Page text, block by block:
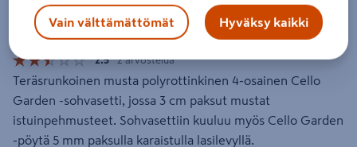
Tuotenumero:502311910 EAN-koodi 6438313644491
2.5 2 arvostelua
Teräsrunkoinen musta polyrottinkinen 4-osainen Cello
Garden -sohvasetti, jossa 3 cm paksut mustat
istuinpehmusteet. Sohvasettiin kuuluu myös Cello Garden
-pöytä 5 mm paksulla karaistulla lasilevyllä.
Vain välttämättömät Hyväksy kaikki